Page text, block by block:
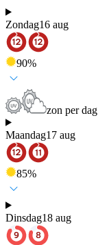
Zondag16 aug
90%
zon per dag
Maandag17 aug
85%
Dinsdag18 aug